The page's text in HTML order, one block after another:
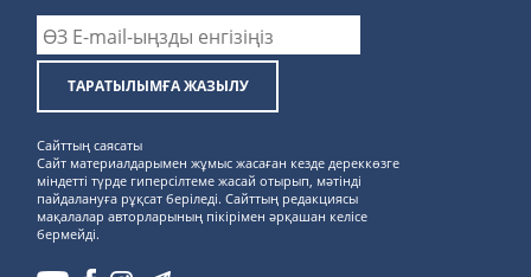
ТАРАТЫЛЫМҒА ЖАЗЫЛУ
Сайттың саясаты
Сайт материалдарымен жұмыс жасаған кезде дереккөзге
міндетті түрде гиперсілтеме жасай отырып, мәтінді
пайдалануға рұқсат беріледі. Сайттың редакциясы
мақалалар авторларының пікірімен әрқашан келісе
бермейді.